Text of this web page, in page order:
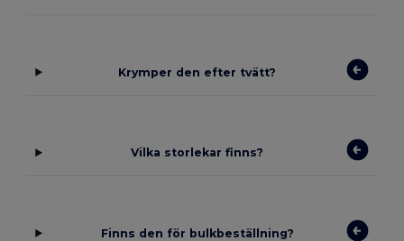
Krymper den efter tvätt?
Vilka storlekar finns?
Finns den för bulkbeställning?